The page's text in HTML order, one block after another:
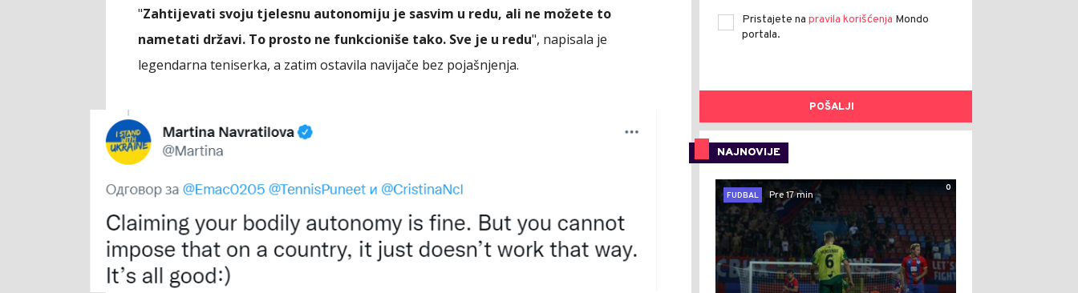
"Zahtijevati svoju tjelesnu autonomiju je sasvim u redu, ali ne možete to
nametati državi. To prosto ne funkcioniše tako. Sve je u redu", napisala je
legendarna teniserka, a zatim ostavila navijače bez pojašnjenja.
Pristajete na pravila korišćenja Mondo
portala.
POŠALJI
NAJNOVIJE
0
FUDBAL
Pre 17 min